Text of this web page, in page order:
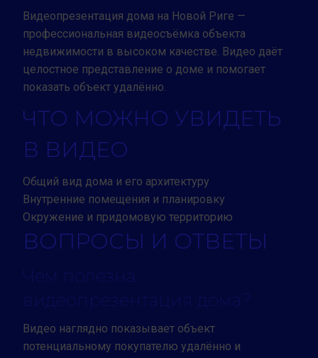
Видеопрезентация дома на Новой Риге —
профессиональная видеосъёмка объекта
недвижимости в высоком качестве. Видео даёт
целостное представление о доме и помогает
показать объект удалённо.
ЧТО МОЖНО УВИДЕТЬ
В ВИДЕО
Общий вид дома и его архитектуру
Внутренние помещения и планировку
Окружение и придомовую территорию
ВОПРОСЫ И ОТВЕТЫ
Чем полезна
видеопрезентация дома?
Видео наглядно показывает объект
потенциальному покупателю удалённо и